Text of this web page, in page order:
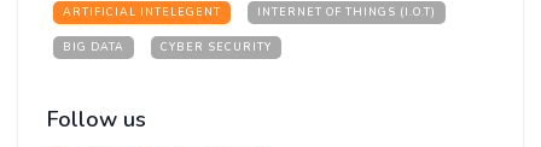
ARTIFICIAL INTELEGENT INTERNET OF THINGS (I.O.T)
BIG DATA CYBER SECURITY
Follow us